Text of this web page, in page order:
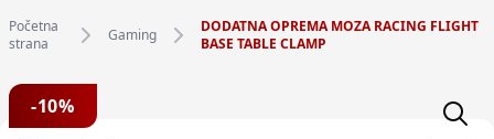
Početna
strana
Gaming
DODATNA OPREMA MOZA RACING FLIGHT
BASE TABLE CLAMP
-10%